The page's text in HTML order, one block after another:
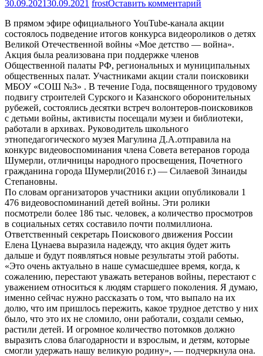
30.09.202130.09.2021 frostОставить комментарий
ИТОГИ
КОНКУРСА
«МОЁ
—
ВОЙНА»
В прямом эфире официального YouTube-канала акции
состоялось подведение итогов конкурса видеороликов о детях
Великой Отечественной войны «Мое детство — война».
Акция была реализована при поддержке членов
Общественной палаты РФ, региональных и муниципальных
общественных палат. Участниками акции стали поисковики
МБОУ «СОШ №3» . В течение Года, посвященного трудовому
подвигу строителей Сурского и Казанского оборонительных
рубежей, состоялись десятки встреч волонтеров-поисковиков
с детьми войны, активисты посещали музеи и библиотеки,
работали в архивах. Руководитель школьного
этнопедагогического музея Магулина Д.А.отправила на
конкурс видеовоспоминания члена Совета ветеранов города
Шумерли, отличницы народного просвещения, Почетного
гражданина города Шумерли(2016 г.) — Силаевой Зинаиды
Степановны.
По словам организаторов участники акции опубликовали 1
476 видеовоспоминаний детей войны. Эти ролики
посмотрели более 186 тыс. человек, а количество просмотров
в социальных сетях составило почти полмиллиона.
Ответственный секретарь Поискового движения России
Елена Цунаева выразила надежду, что акция будет жить
дальше и будут появляться новые результаты этой работы.
«Это очень актуально в наше сумасшедшее время, когда, к
сожалению, перестают уважать ветеранов войны, перестают с
уважением относиться к людям старшего поколения. Я думаю,
именно сейчас нужно рассказать о том, что выпало на их
долю, что им пришлось пережить, какое трудное детство у них
было, что это их не сломило, они работали, создали семью,
растили детей. И огромное количество потомков должно
выразить слова благодарности и взрослым, и детям, которые
смогли удержать нашу великую родину», — подчеркнула она.